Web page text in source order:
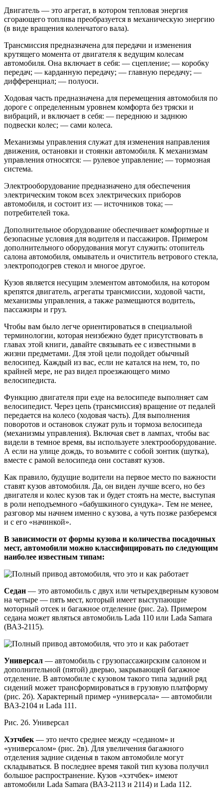
Двигатель — это агрегат, в котором тепловая энергия
сгорающего топлива преобразуется в механическую энергию
(в виде вращения коленчатого вала).
Трансмиссия предназначена для передачи и изменения
крутящего момента от двигателя к ведущим колесам
автомобиля. Она включает в себя: — сцепление; — коробку
передач; — карданную передачу; — главную передачу; —
дифференциал; — полуоси.
Ходовая часть предназначена для перемещения автомобиля по
дороге с определенным уровнем комфорта без тряски и
вибраций, и включает в себя: — переднюю и заднюю
подвески колес; — сами колеса.
Механизмы управления служат для изменения направления
движения, остановки и стоянки автомобиля. К механизмам
управления относятся: — рулевое управление; — тормозная
система.
Электрооборудование предназначено для обеспечения
электрическим током всех электрических приборов
автомобиля, и состоит из: — источников тока; —
потребителей тока.
Дополнительное оборудование обеспечивает комфортные и
безопасные условия для водителя и пассажиров. Примером
дополнительного оборудования могут служить: отопитель
салона автомобиля, омыватель и очиститель ветрового стекла,
электроподогрев стекол и многое другое.
Кузов является несущим элементом автомобиля, на котором
крепятся двигатель, агрегаты трансмиссии, ходовой части,
механизмы управления, а также размещаются водитель,
пассажиры и груз.
Чтобы вам было легче ориентироваться в специальной
терминологии, которая неизбежно будет присутствовать в
главах этой книги, давайте связывать ее с известными в
жизни предметами. Для этой цели подойдет обычный
велосипед. Каждый из вас, если не катался на нем, то, по
крайней мере, не раз видел проезжающего мимо
велосипедиста.
Функцию двигателя при езде на велосипеде выполняет сам
велосипедист. Через цепь (трансмиссия) вращение от педалей
передается на колесо (ходовая часть). Для выполнения
поворотов и остановок служат руль и тормоза велосипеда
(механизмы управления). Включая свет в лампах, чтобы вас
видели в темное время, вы используете электрооборудование.
А если на улице дождь, то возьмите с собой зонтик (шутка),
вместе с рамой велосипеда они составят кузов.
Как правило, будущие водители на первое место по важности
ставят кузов автомобиля. Да, он виден лучше всего, но без
двигателя и колес кузов так и будет стоять на месте, выступая
в роли неподъемного «бабушкиного сундука». Тем не менее,
разговор мы начнем именно с кузова, а чуть позже разберемся
и с его «начинкой».
В зависимости от формы кузова и количества посадочных
мест, автомобили можно классифицировать по следующим
наиболее известным типам:
Седан — это автомобиль с двух или четырехдверным кузовом
на четыре — пять мест, который имеет выступающие
моторный отсек и багажное отделение (рис. 2а). Примером
седана может являться автомобиль Lada 110 или Lada Samara
(ВАЗ-2115).
Универсал — автомобиль с грузопассажирским салоном и
дополнительной (пятой) дверью, закрывающей багажное
отделение. В автомобиле с кузовом такого типа задний ряд
сидений может трансформироваться в грузовую платформу
(рис. 2б). Характерный пример «универсала» — автомобили
ВАЗ-2104 и Lada 111.
Рис. 2б. Универсал
Хэтчбек — это нечто среднее между «седаном» и
«универсалом» (рис. 2в). Для увеличения багажного
отделения задние сиденья в таком автомобиле могут
складываться. В последнее время такой тип кузова получил
большое распространение. Кузов «хэтчбек» имеют
автомобили Lada Samara (ВАЗ-2113 и 2114) и Lada 112.